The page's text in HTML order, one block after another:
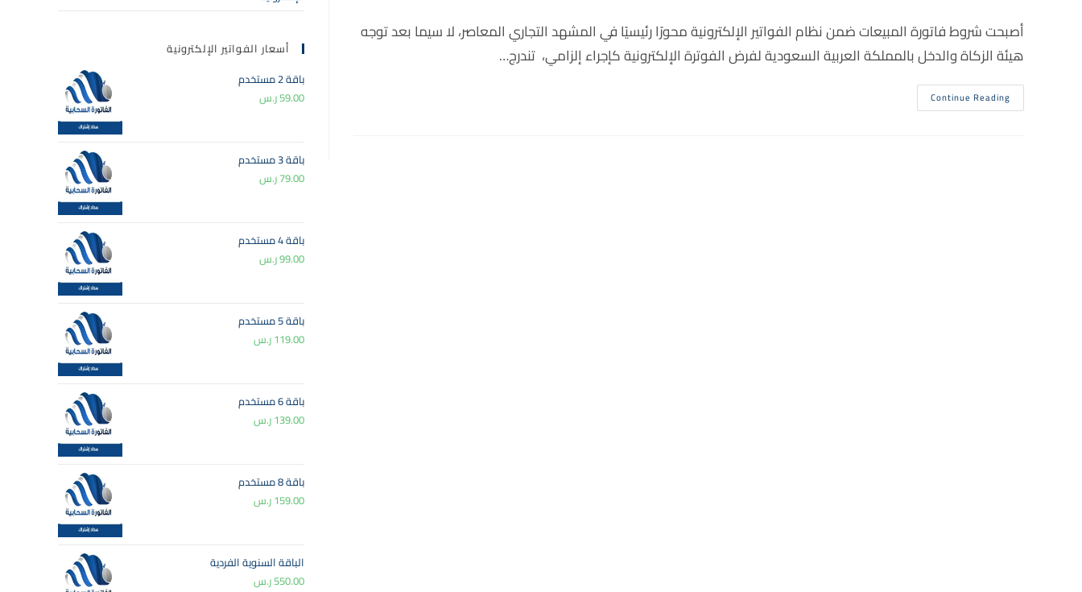
أصبحت شروط فاتورة المبيعات ضمن نظام الفواتير الإلكترونية محورًا رئيسيًا في المشهد التجاري المعاصر، لا سيما بعد توجه
هيئة الزكاة والدخل بالمملكة العربية السعودية لفرض الفوترة الإلكترونية كإجراء إلزامي، تندرج…
Continue Reading
أسعار الفواتير الإلكترونية
باقة 2 مستخدم
59.00ر.س
باقة 3 مستخدم
79.00ر.س
باقة 4 مستخدم
99.00ر.س
باقة 5 مستخدم
119.00ر.س
باقة 6 مستخدم
139.00ر.س
باقة 8 مستخدم
159.00ر.س
الباقة السنوية الفردية
550.00ر.س